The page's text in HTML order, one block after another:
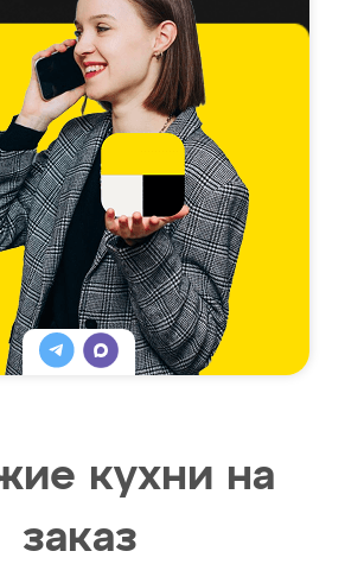
кухни на
заказ